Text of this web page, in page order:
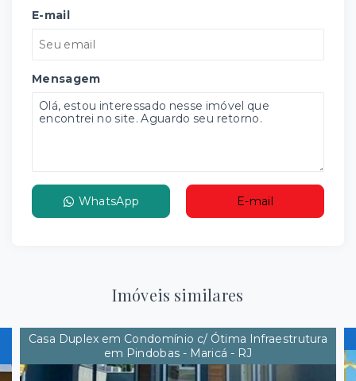
E-mail
Mensagem
WhatsApp E-mail
Imóveis similares
Casa Duplex em Condomínio c/ Ótima Infraestrutura
em Pindobas - Maricá - RJ